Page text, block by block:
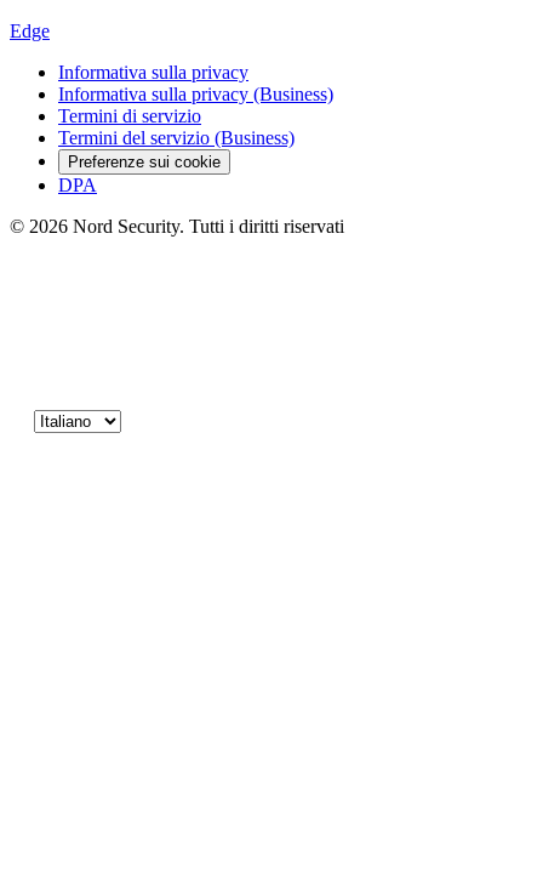
Edge
Informativa sulla privacy
Informativa sulla privacy (Business)
Termini di servizio
Termini del servizio (Business)
Preferenze sui cookie
DPA
© 2026 Nord Security. Tutti i diritti riservati